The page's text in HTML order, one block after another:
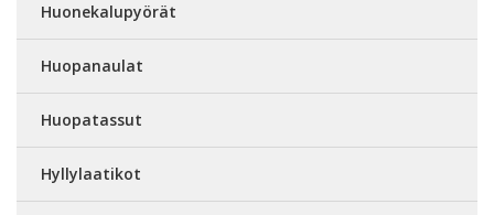
Huonekalupyörät
Huopanaulat
Huopatassut
Hyllylaatikot